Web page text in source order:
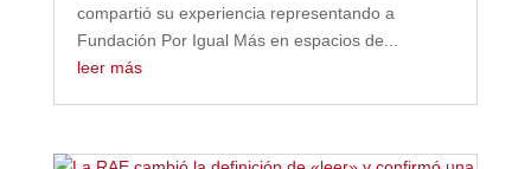
compartió su experiencia representando a
Fundación Por Igual Más en espacios de...
leer más